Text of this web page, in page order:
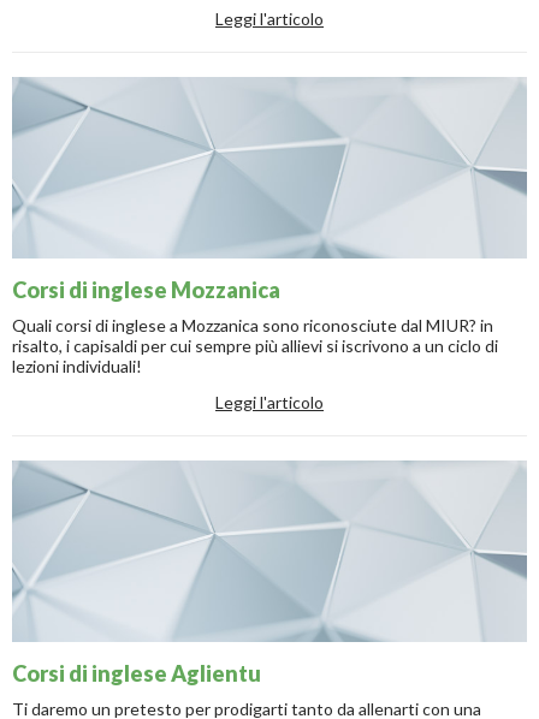
Leggi l'articolo
Corsi di inglese Mozzanica
Quali corsi di inglese a Mozzanica sono riconosciute dal MIUR? in
risalto, i capisaldi per cui sempre più allievi si iscrivono a un ciclo di
lezioni individuali!
Leggi l'articolo
Corsi di inglese Aglientu
Ti daremo un pretesto per prodigarti tanto da allenarti con una